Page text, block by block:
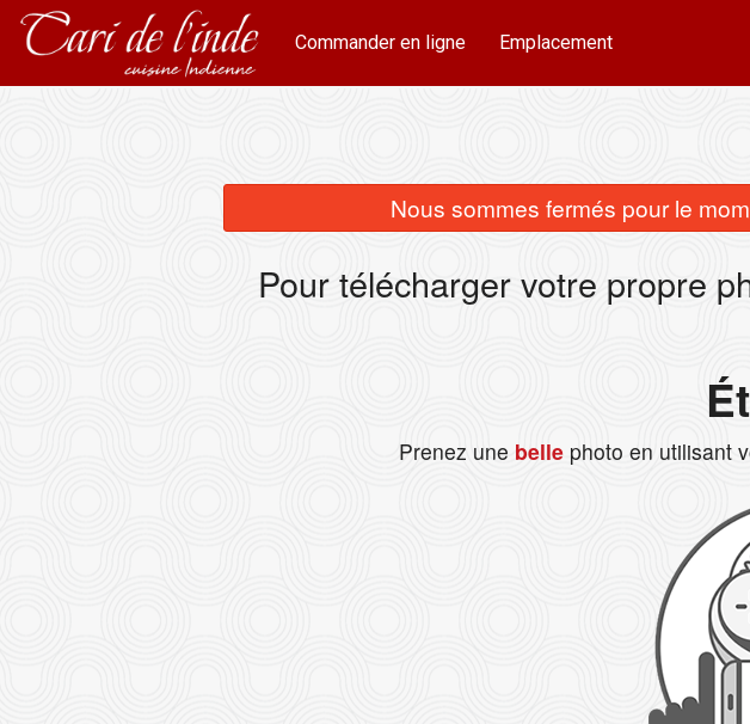
Commander en ligne Emplacement
Nous sommes fermés pour le
Pour télécharger votre propre
Prenez une belle photo en utilisant